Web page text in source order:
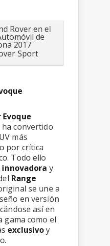
Sport
Evoque
ha convertido
más
por crítica
Todo ello
innovadora y
Range
se une a
en versión
así en
gama como el
exclusivoy